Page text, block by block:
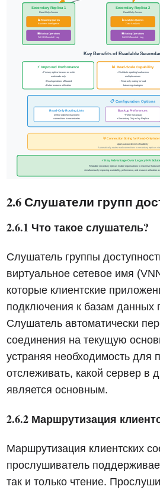
2.6 Слушатели групп
2.6.1 Что такое слушатель?
Слушатель группы
виртуальное сетевое имя
которые клиентские
подключения к базам данных
Слушатель автоматически
соединения на текущую
устраняя необходимость для
отслеживать, какой сервер в
является основным.
2.6.2 Маршрутизация
Маршрутизация клиентских
прослушиватель
так и только чтение.